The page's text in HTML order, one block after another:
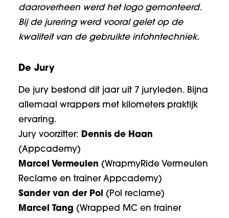
daaroverheen werd het logo gemonteerd.
Bij de jurering werd vooral gelet op de
kwaliteit van de gebruikte infohntechniek.
De Jury
De jury bestond dit jaar uit 7 juryleden. Bijna
allemaal wrappers met kilometers praktijk
ervaring.
Jury voorzitter: Dennis de Haan
(Appcademy)
Marcel Vermeulen (WrapmyRide Vermeulen
Reclame en trainer Appcademy)
Sander van der Pol
( Pol reclame)
Marcel Tang (Wrapped MC en trainer